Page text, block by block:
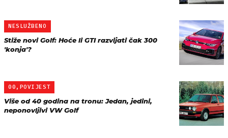
NESLUŽBENO
Stiže novi Golf: Hoće li GTI razvijati čak 300
'konja'?
00,POVIJEST
Više od 40 godina na tronu: Jedan, jedini,
neponovljivi VW Golf